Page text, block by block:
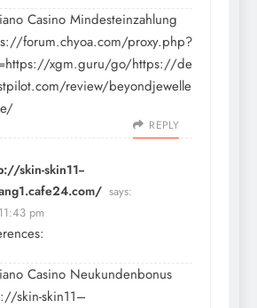
Casino Mindesteinzahlung
forum.chyoa.com/proxy.php?
xgm.guru/go/https://de
review/beyondjewelle
REPLY
skin-skin11--
says:
pm
Casino Neukundenbonus
skin-skin11–